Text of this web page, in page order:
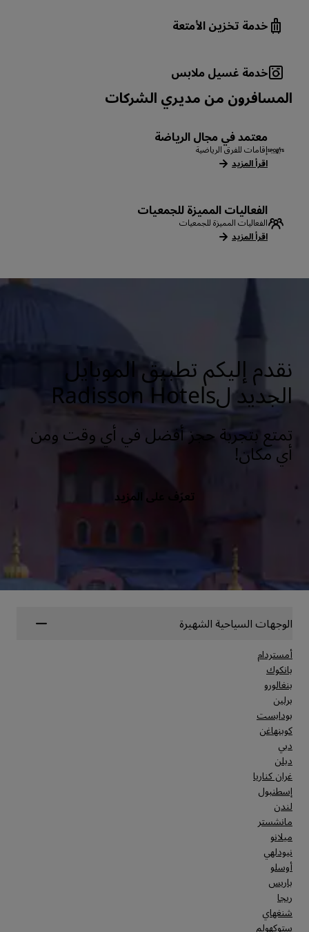
خدمة تخزين الأمتعة
خدمة غسيل ملابس
المسافرون من مديري الشركات
معتمد في مجال الرياضة
إقامات للفرق الرياضية
اقرأ المزيد
الفعاليات المميزة للجمعيات
الفعاليات المميزة للجمعيات
اقرأ المزيد
نقدم إليكم تطبيق الموبايل
الجديد لRadisson Hotels
تمتع بتجربة حجز أفضل في أي وقت ومن
أي مكان!
تعرّف على المزيد
الوجهات السياحية الشهيرة
أمستردام
بانكوك
بنغالورو
برلين
بودابست
كوبنهاغن
دبي
دبلن
غران كناريا
إسطنبول
لندن
مانشستر
ميلانو
نيودلهي
أوسلو
باريس
ريجا
شنغهاي
ستوكهولم